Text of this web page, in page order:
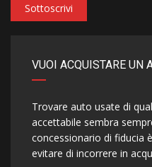
Sottoscrivi
VUOI ACQUISTARE UN
Trovare auto usate di
accettabile sembra
concessionario di fiducia
evitare di incorrere in